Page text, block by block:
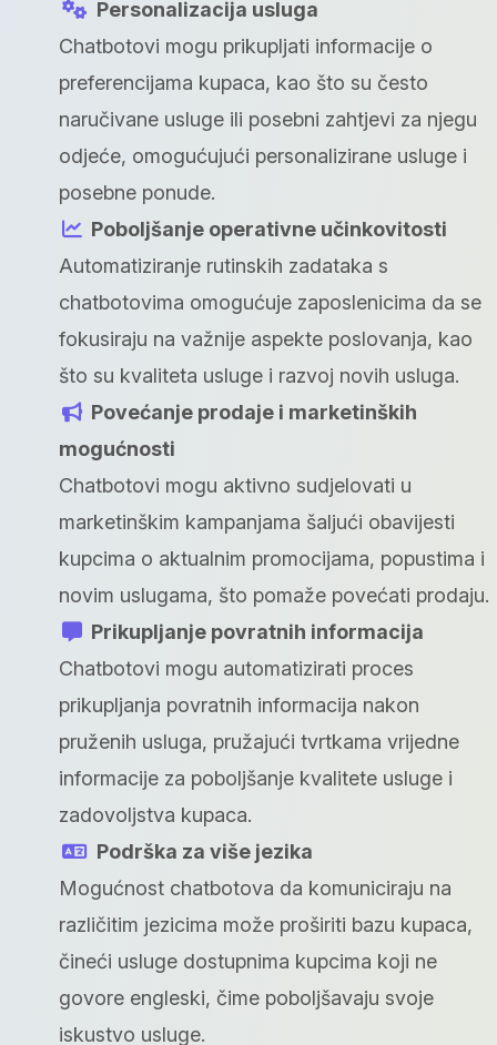
Personalizacija usluga
Chatbotovi mogu prikupljati informacije o
preferencijama kupaca, kao što su često
naručivane usluge ili posebni zahtjevi za njegu
odjeće, omogućujući personalizirane usluge i
posebne ponude.
Poboljšanje operativne učinkovitosti
Automatiziranje rutinskih zadataka s
chatbotovima omogućuje zaposlenicima da se
fokusiraju na važnije aspekte poslovanja, kao
što su kvaliteta usluge i razvoj novih usluga.
Povećanje prodaje i marketinških
mogućnosti
Chatbotovi mogu aktivno sudjelovati u
marketinškim kampanjama šaljući obavijesti
kupcima o aktualnim promocijama, popustima i
novim uslugama, što pomaže povećati prodaju.
Prikupljanje povratnih informacija
Chatbotovi mogu automatizirati proces
prikupljanja povratnih informacija nakon
pruženih usluga, pružajući tvrtkama vrijedne
informacije za poboljšanje kvalitete usluge i
zadovoljstva kupaca.
Podrška za više jezika
Mogućnost chatbotova da komuniciraju na
različitim jezicima može proširiti bazu kupaca,
čineći usluge dostupnima kupcima koji ne
govore engleski, čime poboljšavaju svoje
iskustvo usluge.